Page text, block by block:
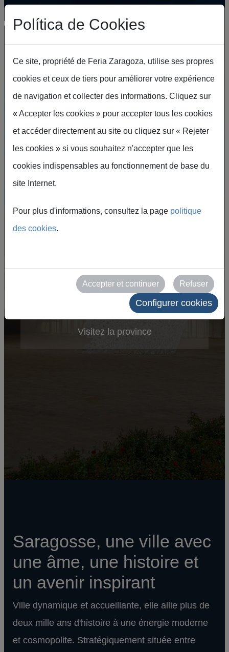
Aller au contenu principal
Destination Saragosse
: ville de culture et de
rencontres
Un lieu où se rencontrent histoire, innovation
et hospitalité.
Visitez l'Aragon
Visitez la province
Saragosse, une ville avec
une âme, une histoire et
un avenir inspirant
Ville dynamique et accueillante, elle allie plus de
deux mille ans d'histoire à une énergie moderne
et cosmopolite. Stratégiquement située entre
Política de Cookies
Ce site, propriété de Feria Zaragoza, utilise ses propres
cookies et ceux de tiers pour améliorer votre expérience
de navigation et collecter des informations. Cliquez sur
« Accepter les cookies » pour accepter tous les cookies
et accéder directement au site ou cliquez sur « Rejeter
les cookies » si vous souhaitez n'accepter que les
cookies indispensables au fonctionnement de base du
site Internet.
Pour plus d'informations, consultez la page politique
des cookies.
Accepter et continuer Refuser
Configurer cookies